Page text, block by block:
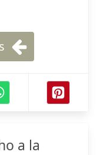
a la